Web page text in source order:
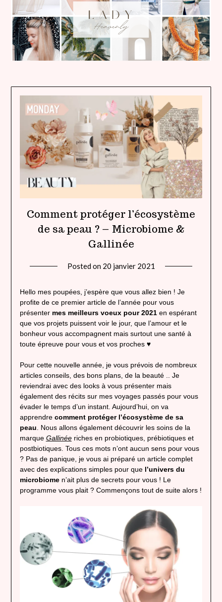
Comment protéger l’écosystème
de sa peau ? – Microbiome &
Gallinée
Posted on 20 janvier 2021
heavenly
Hello mes poupées, j’espère que vous allez bien ! Je
profite de ce premier article de l’année pour vous
présenter mes meilleurs voeux pour 2021en espérant
que vos projets puissent voir le jour, que l’amour et le
bonheur vous accompagnent mais surtout une santé à
toute épreuve pour vous et vos proches ♥
Pour cette nouvelle année, je vous prévois de nombreux
articles conseils, des bons plans, de la beauté .. Je
reviendrai avec des looks à vous présenter mais
également des récits sur mes voyages passés pour vous
évader le temps d’un instant. Aujourd’hui, on va
apprendre comment protéger l’écosystème de sa
peau . Nous allons également découvrir les soins de la
marque Gallinéeriches en probiotiques, prébiotiques et
postbiotiques. Tous ces mots n’ont aucun sens pour vous
? Pas de panique, je vous ai préparé un article complet
avec des explications simples pour que l’univers du
microbiomen’ait plus de secrets pour vous ! Le
programme vous plait ? Commençons tout de suite alors !